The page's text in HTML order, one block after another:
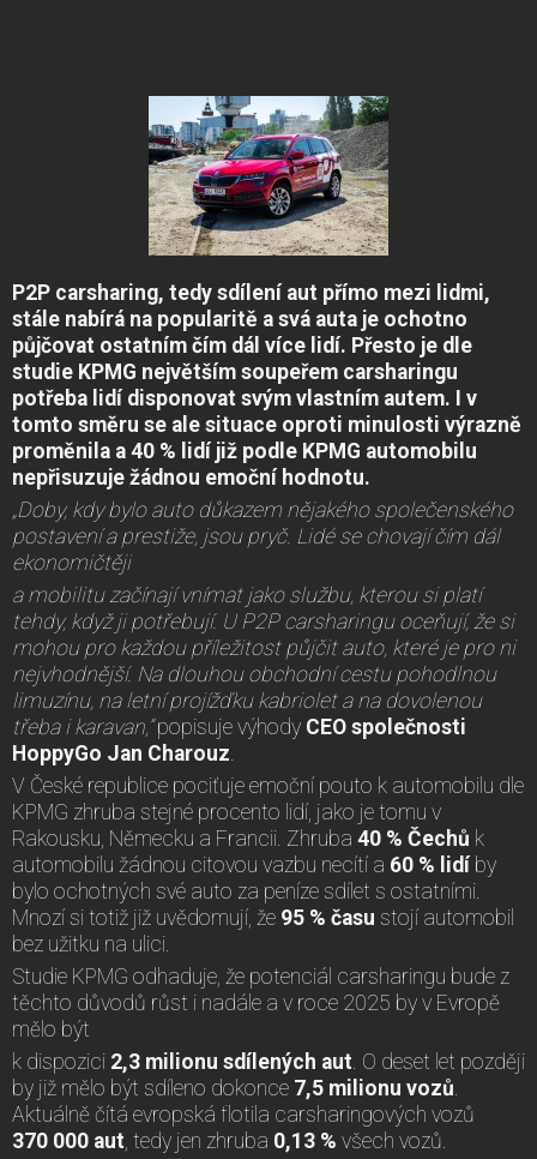
P2P carsharing, tedy sdílení aut přímo mezi lidmi,
stále nabírá na popularitě a svá auta je ochotno
půjčovat ostatním čím dál více lidí. Přesto je dle
studie KPMG největším soupeřem carsharingu
potřeba lidí disponovat svým vlastním autem. I v
tomto směru se ale situace oproti minulosti výrazně
proměnila a 40 % lidí již podle KPMG automobilu
nepřisuzuje žádnou emoční hodnotu.
„Doby, kdy bylo auto důkazem nějakého společenského
postavení a prestiže, jsou pryč. Lidé se chovají čím dál
ekonomičtěji
a mobilitu začínají vnímat jako službu, kterou si platí
tehdy, když ji potřebují. U P2P carsharingu oceňují, že si
mohou pro každou příležitost půjčit auto, které je pro ni
nejvhodnější. Na dlouhou obchodní cestu pohodlnou
limuzínu, na letní projížďku kabriolet a na dovolenou
třeba i karavan,”popisuje výhody CEO společnosti
HoppyGo Jan Charouz
V České republice pociťuje emoční pouto k automobilu dle
KPMG zhruba stejné procento lidí, jako je tomu v
Rakousku, Německu a Francii. Zhruba 40 % Čechů k
automobilu žádnou citovou vazbu necítí a 60 % lidí by
bylo ochotných své auto za peníze sdílet s ostatními.
Mnozí si totiž již uvědomují, že 95 % času stojí automobil
bez užitku na ulici.
Studie KPMG odhaduje, že potenciál carsharingu bude z
těchto důvodů růst i nadále a v roce 2025 by v Evropě
mělo být
k dispozici 2,3 milionu sdílených aut . O deset let později
by již mělo být sdíleno dokonce 7,5 milionu vozů
Aktuálně čítá evropská flotila carsharingových vozů
370 000 aut , tedy jen zhruba 0,13 % všech vozů.